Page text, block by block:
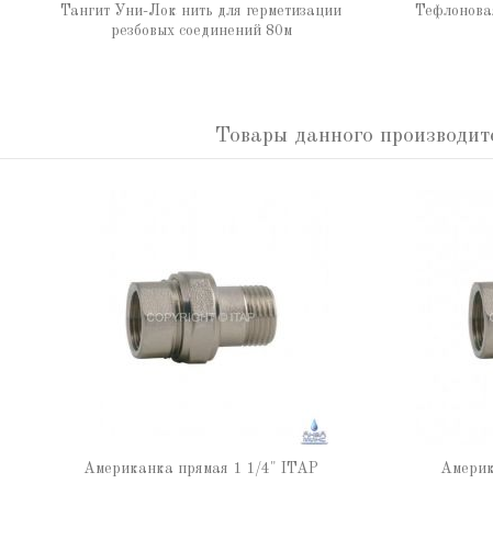
Тангит Уни-Лок нить для герметизации
резбовых соединений 80м
Товары данного
Американка прямая 1 1/4" ITAP